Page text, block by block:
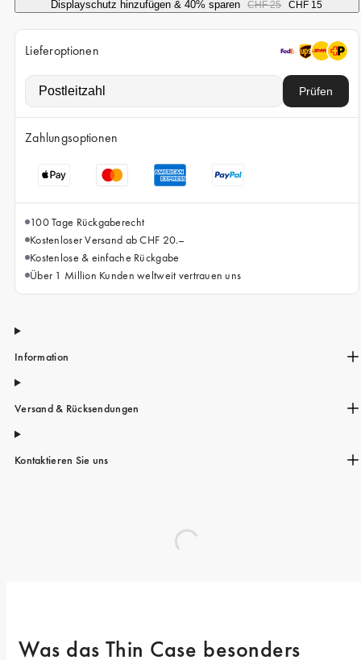
iPhone 15
iPhone 14 Pro
iPhone 14
iPhone 13 Pro
Alle Handymodelle
Displayschutz hinzufügen & 40% sparen CHF 25 CHF 15
Lieferoptionen
Prüfen
Zahlungsoptionen
100 Tage Rückgaberecht
Kostenloser Versand ab CHF 20.–
Kostenlose & einfache Rückgabe
Über 1 Million Kunden weltweit vertrauen uns
Information
Versand & Rücksendungen
Kontaktieren Sie uns
Was das Thin Case besonders